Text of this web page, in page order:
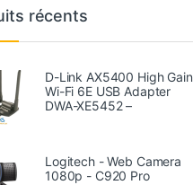
récents
D-Link AX5400 High Gain
Wi-Fi 6E USB Adapter
DWA-XE5452 –
Logitech - Web Camera
1080p - C920 Pro